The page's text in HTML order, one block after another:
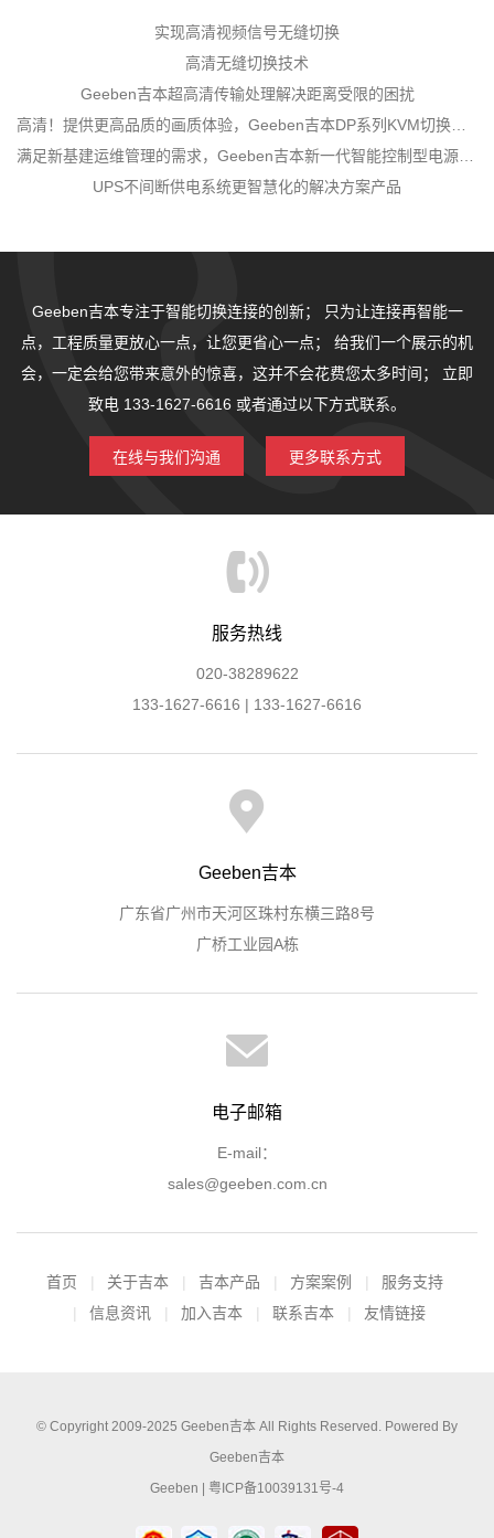
实现高清视频信号无缝切换
高清无缝切换技术
Geeben吉本超高清传输处理解决距离受限的困扰
UPS不间断供电系统更智慧化的解决方案产品
Geeben吉本专注于智能切换连接的创新；
只为让连接再智能一
点，工程质量更放心一点，让您更省心一点；
给我们一个展示的机
会，一定会给您带来意外的惊喜，这并不会花费您太多时间；
立即
致电 133-1627-6616 或者通过以下方式联系。
在线与我们沟通 更多联系方式
服务热线
020-38289622
133-1627-6616 | 133-1627-6616
Geeben吉本
广东省广州市天河区珠村东横三路8号
广桥工业园A栋
电子邮箱
E-mail：
sales@geeben.com.cn
首页 关于吉本 吉本产品 方案案例
服务支持
信息资讯
加入吉本 联系吉本 友情链接
© Copyright 2009-2025 Geeben吉本 All Rights Reserved. Powered By
Geeben吉本
Geeben | 粤ICP备10039131号-4